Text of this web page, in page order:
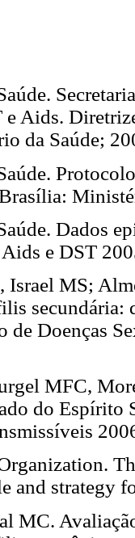
e Aids.
da Saúde;
Dados
e DST
Israel MS;
secundária:
de Doenças
MFC,
do Espírito
and strategy
MC.